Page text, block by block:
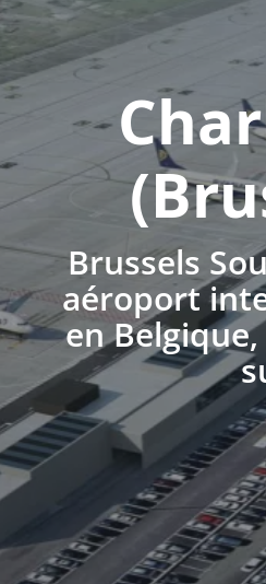
Brussels
aéroport
en